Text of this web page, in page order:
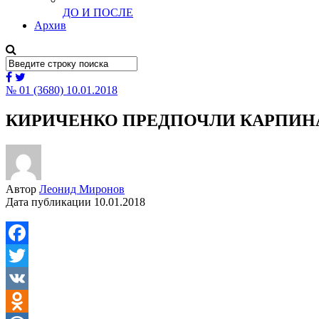
ДО И ПОСЛЕ
Архив
№ 01 (3680) 10.01.2018
КИРИЧЕНКО ПРЕДПОЧЛИ
Автор Леонид Миронов
Дата публикации 10.01.2018
Facebook
Twitter
VK